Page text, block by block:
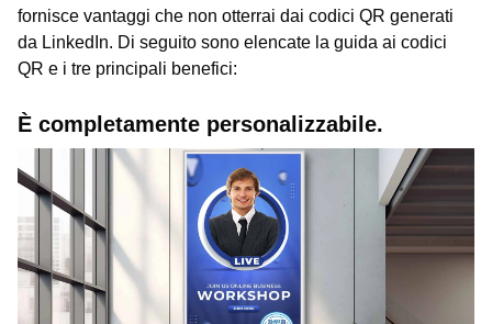
fornisce vantaggi che non otterrai dai codici QR generati
da LinkedIn. Di seguito sono elencate la guida ai codici
QR e i tre principali benefici:
È completamente personalizzabile.